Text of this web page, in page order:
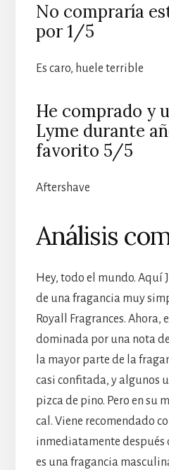
No compraría
por 1/5
Es caro, huele terrible
He comprado y
Lyme durante
favorito 5/5
Aftershave
Análisis
Hey, todo el mundo. Aquí
de una fragancia muy
Royall Fragrances. Ahora,
dominada por una nota
la mayor parte de la
casi confitada, y algunos
pizca de pino. Pero en su
cal. Viene recomendado
inmediatamente después
es una fragancia